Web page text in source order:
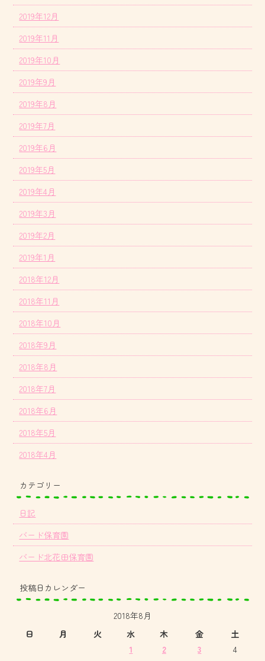
2019年12月
2019年11月
2019年10月
2019年9月
2019年8月
2019年7月
2019年6月
2019年5月
2019年4月
2019年3月
2019年2月
2019年1月
2018年12月
2018年11月
2018年10月
2018年9月
2018年8月
2018年7月
2018年6月
2018年5月
2018年4月
カテゴリー
日記
バード保育園
バード北花田保育園
投稿日カレンダー
2018年8月
日
月 火 水 木 金
土
1
2 3
4